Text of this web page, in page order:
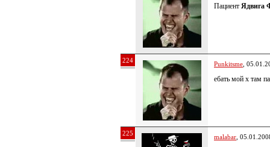
Пациент Ядвига
224 Punkitsme ,
ебать мой х там
225 malabar ,